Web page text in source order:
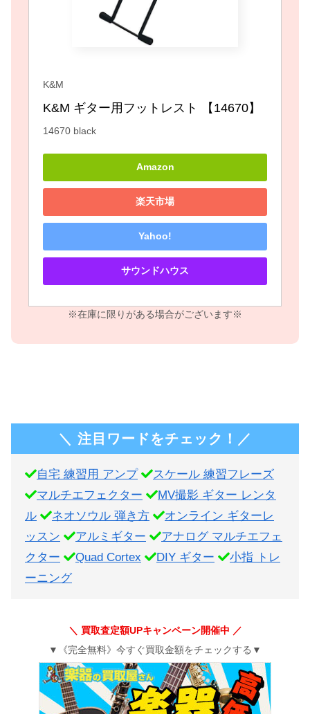
K&M
K&M ギター用フットレスト 【14670】
14670 black
Amazon
楽天市場
Yahoo!
サウンドハウス
※在庫に限りがある場合がございます※
＼ 注目ワードをチェック！／
自宅 練習用 アンプ
スケール 練習フレーズ
マルチエフェクター
MV撮影 ギター レンタ
ル
ネオソウル 弾き方
オンライン ギターレ
ッスン
アルミギター
アナログ マルチエフェ
クター
Quad Cortex DIY ギター
小指 トレ
ーニング
＼ 買取査定額UPキャンペーン開催中 ／
▼《完全無料》今すぐ買取金額をチェックする▼